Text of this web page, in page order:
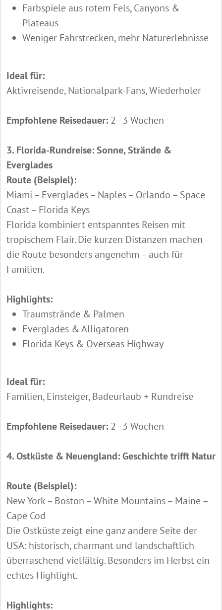
Farbspiele aus rotem Fels, Canyons &
Plateaus
Weniger Fahrstrecken, mehr Naturerlebnisse
Ideal für:
Aktivreisende, Nationalpark-Fans, Wiederholer
Empfohlene Reisedauer: 2–3 Wochen
3. Florida-Rundreise: Sonne, Strände &
Everglades
Route (Beispiel):
Miami – Everglades – Naples – Orlando – Space
Coast – Florida Keys
Florida kombiniert entspanntes Reisen mit
tropischem Flair. Die kurzen Distanzen machen
die Route besonders angenehm – auch für
Familien.
Highlights:
Traumstrände & Palmen
Everglades & Alligatoren
Florida Keys & Overseas Highway
Ideal für:
Familien, Einsteiger, Badeurlaub + Rundreise
Empfohlene Reisedauer: 2–3 Wochen
4. Ostküste & Neuengland: Geschichte trifft Natur
Route (Beispiel):
New York – Boston – White Mountains – Maine –
Cape Cod
Die Ostküste zeigt eine ganz andere Seite der
USA: historisch, charmant und landschaftlich
überraschend vielfältig. Besonders im Herbst ein
echtes Highlight.
Highlights: